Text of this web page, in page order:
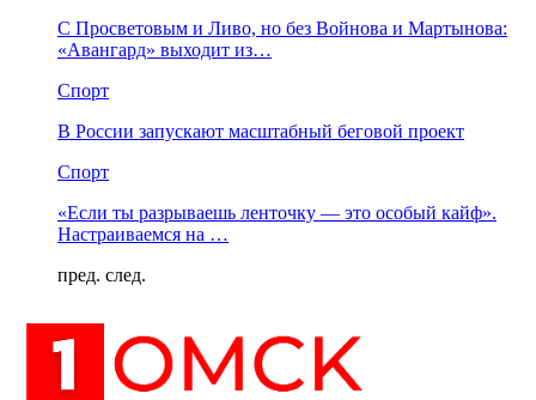
С Просветовым и Ливо, но без Войнова и Мартынова:
«Авангард» выходит из…
Спорт
В России запускают масштабный беговой проект
Спорт
«Если ты разрываешь ленточку — это особый кайф».
Настраиваемся на …
пред. след.